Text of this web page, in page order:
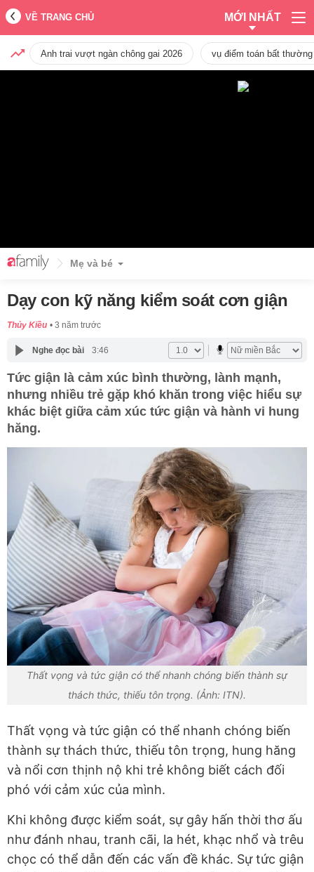
VỀ TRANG CHỦ MỚI NHẤT
Anh trai vượt ngàn chông gai 2026 vụ điểm toán bất
Mẹ và bé
Dạy con kỹ năng kiểm soát cơn giận
Thủy Kiều 3 năm trước
Nghe đọc bài 3:46
Tức giận là cảm xúc bình thường, lành mạnh,
nhưng nhiều trẻ gặp khó khăn trong việc hiểu sự
khác biệt giữa cảm xúc tức giận và hành vi hung
hăng.
Thất vọng và tức giận có thể nhanh chóng biến thành sự
thách thức, thiếu tôn trọng. (Ảnh: ITN).
Thất vọng và tức giận có thể nhanh chóng biến
thành sự thách thức, thiếu tôn trọng, hung hăng
và nổi cơn thịnh nộ khi trẻ không biết cách đối
phó với cảm xúc của mình.
Khi không được kiểm soát, sự gây hấn thời thơ ấu
như đánh nhau, tranh cãi, la hét, khạc nhổ và trêu
chọc có thể dẫn đến các vấn đề khác. Sự tức giận